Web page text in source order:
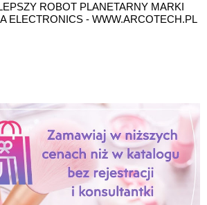
ROBOT PLANETARNY MARKI
ELECTRONICS - WWW.ARCOTECH.PL